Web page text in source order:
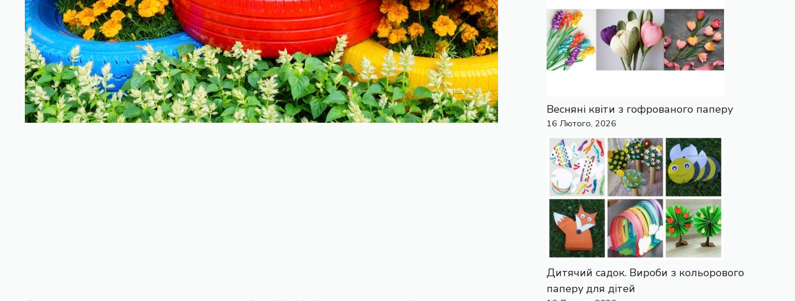
Весняні квіти з гофрованого паперу
16 Лютого, 2026
Дитячий садок. Вироби з кольорового
паперу для дітей